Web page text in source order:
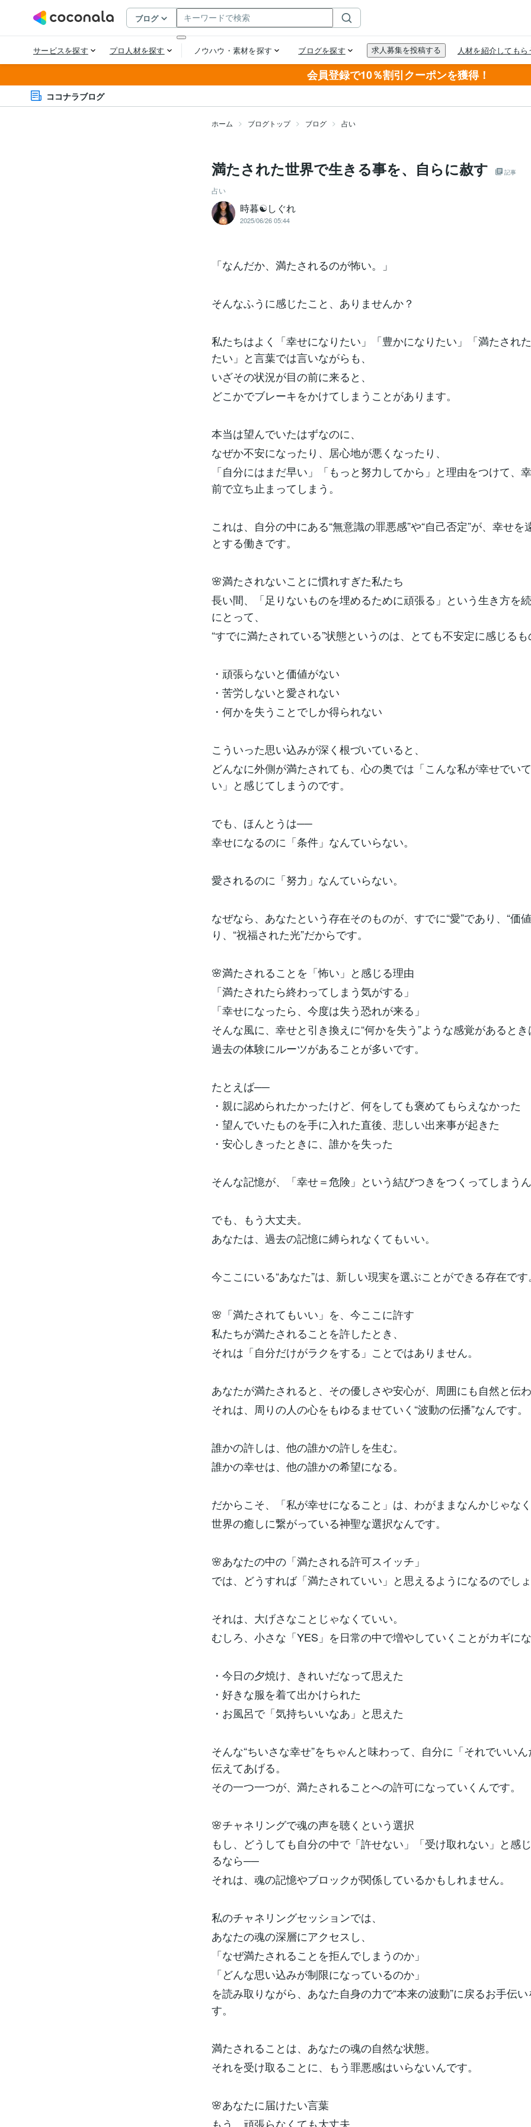
会員登録で10％割引クーポンを獲得！
ココナラブログ
ホーム ブログトップ ブログ 占い
満たされた世界で生きる事を、自らに赦す 記事
占い
時暮☯しぐれ
2025/06/26 05:44
「なんだか、満たされるのが怖い。」
そんなふうに感じたこと、ありませんか？
私たちはよく「幸せになりたい」「豊かになりたい」「満たされ
たい」と言葉では言いながらも、
いざその状況が目の前に来ると、
どこかでブレーキをかけてしまうことがあります。
本当は望んでいたはずなのに、
なぜか不安になったり、居心地が悪くなったり、
「自分にはまだ早い」「もっと努力してから」と理由をつけて、
前で立ち止まってしまう。
これは、自分の中にある“無意識の罪悪感”や“自己否定”が、幸せを
とする働きです。
🌸満たされないことに慣れすぎた私たち
長い間、「足りないものを埋めるために頑張る」という生き方を
にとって、
“すでに満たされている”状態というのは、とても不安定に感じるも
・頑張らないと価値がない
・苦労しないと愛されない
・何かを失うことでしか得られない
こういった思い込みが深く根づいていると、
どんなに外側が満たされても、心の奥では「こんな私が幸せでい
い」と感じてしまうのです。
でも、ほんとうは──
幸せになるのに「条件」なんていらない。
愛されるのに「努力」なんていらない。
なぜなら、あなたという存在そのものが、すでに“愛”であり、“価
り、“祝福された光”だからです。
🌸満たされることを「怖い」と感じる理由
「満たされたら終わってしまう気がする」
「幸せになったら、今度は失う恐れが来る」
そんな風に、幸せと引き換えに“何かを失う”ような感覚があるとき
過去の体験にルーツがあることが多いです。
たとえば──
・親に認められたかったけど、何をしても褒めてもらえなかった
・望んでいたものを手に入れた直後、悲しい出来事が起きた
・安心しきったときに、誰かを失った
そんな記憶が、「幸せ＝危険」という結びつきをつくってしまうん
でも、もう大丈夫。
あなたは、過去の記憶に縛られなくてもいい。
今ここにいる“あなた”は、新しい現実を選ぶことができる存在です。
🌸「満たされてもいい」を、今ここに許す
私たちが満たされることを許したとき、
それは「自分だけがラクをする」ことではありません。
あなたが満たされると、その優しさや安心が、周囲にも自然と伝わ
それは、周りの人の心をもゆるませていく“波動の伝播”なんです。
誰かの許しは、他の誰かの許しを生む。
誰かの幸せは、他の誰かの希望になる。
だからこそ、「私が幸せになること」は、わがままなんかじゃなく
世界の癒しに繋がっている神聖な選択なんです。
🌸あなたの中の「満たされる許可スイッチ」
では、どうすれば「満たされていい」と思えるようになるのでしょ
それは、大げさなことじゃなくていい。
むしろ、小さな「YES」を日常の中で増やしていくことがカギにな
・今日の夕焼け、きれいだなって思えた
・好きな服を着て出かけられた
・お風呂で「気持ちいいなあ」と思えた
そんな“ちいさな幸せ”をちゃんと味わって、自分に「それでいい
伝えてあげる。
その一つ一つが、満たされることへの許可になっていくんです。
🌸チャネリングで魂の声を聴くという選択
もし、どうしても自分の中で「許せない」「受け取れない」と感
るなら──
それは、魂の記憶やブロックが関係しているかもしれません。
私のチャネリングセッションでは、
あなたの魂の深層にアクセスし、
「なぜ満たされることを拒んでしまうのか」
「どんな思い込みが制限になっているのか」
を読み取りながら、あなた自身の力で“本来の波動”に戻るお手伝い
す。
満たされることは、あなたの魂の自然な状態。
それを受け取ることに、もう罪悪感はいらないんです。
🌸あなたに届けたい言葉
もう、頑張らなくても大丈夫。